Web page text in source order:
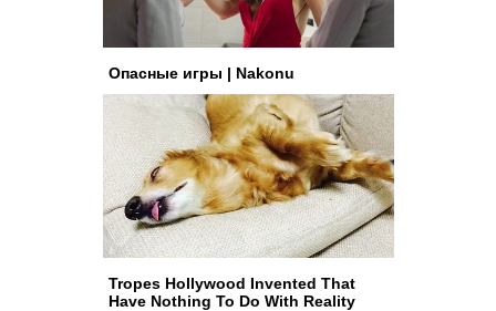
Опасные игры | Nakonu
Tropes Hollywood Invented That
Have Nothing To Do With Reality